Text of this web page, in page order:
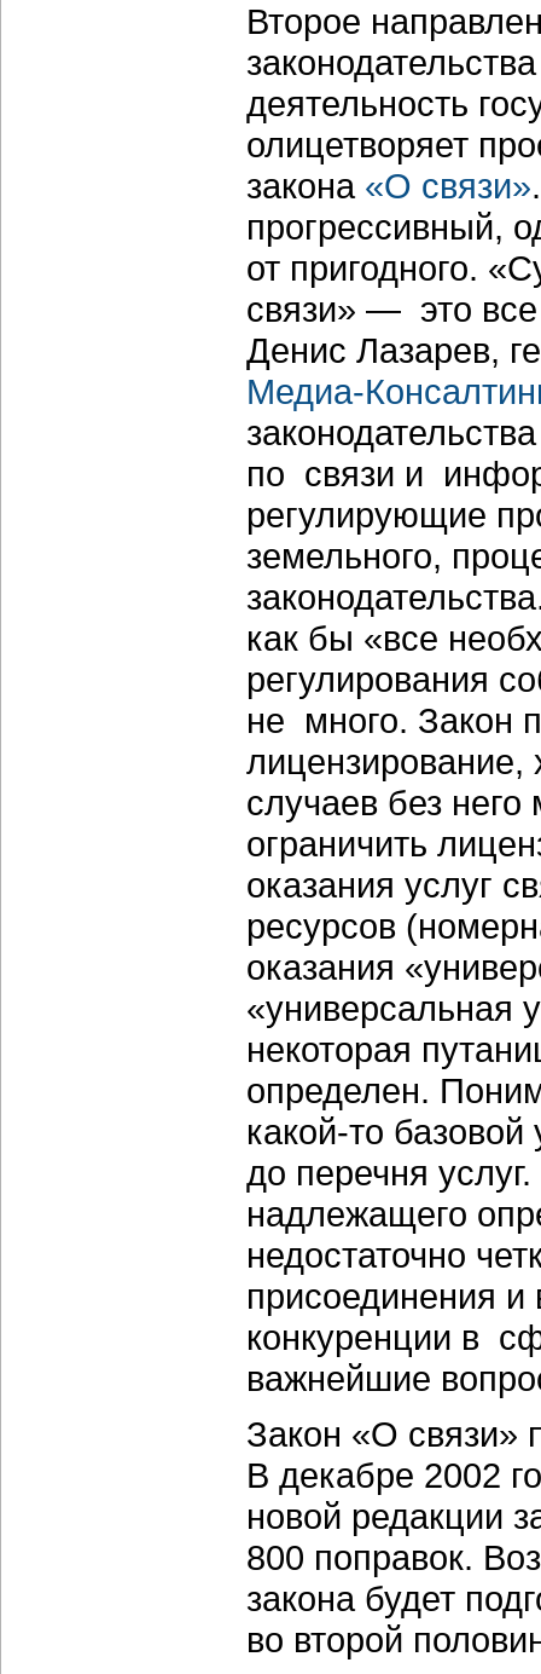
Второе
деятельность
олицетворяет
закона «О связи»
прогрессивный,
от пригодного.
связи» — это все
Денис Лазарев,
Медиа-
по связи и
регулирующие
земельного,
как бы «все
регулирования
не много. Закон
случаев без
ограничить
оказания услуг
ресурсов
оказания
«универсальная
некоторая
определен.
какой-то
до перечня
надлежащего
недостаточно
присоединения и
конкуренции в
важнейшие
Закон «О связи»
В декабре 2002
новой редакции
800 поправок.
закона будет
во второй